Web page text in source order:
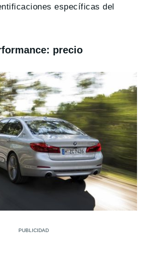
específicas del
precio